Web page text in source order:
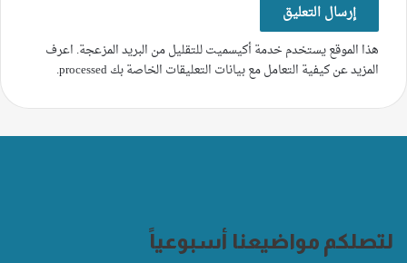
هذا الموقع يستخدم خدمة أكيسميت للتقليل من البريد المزعجة. اعرف
المزيد عن كيفية التعامل مع بيانات التعليقات الخاصة بك processed
.
لتصلكم مواضيعنا أسبوعياً